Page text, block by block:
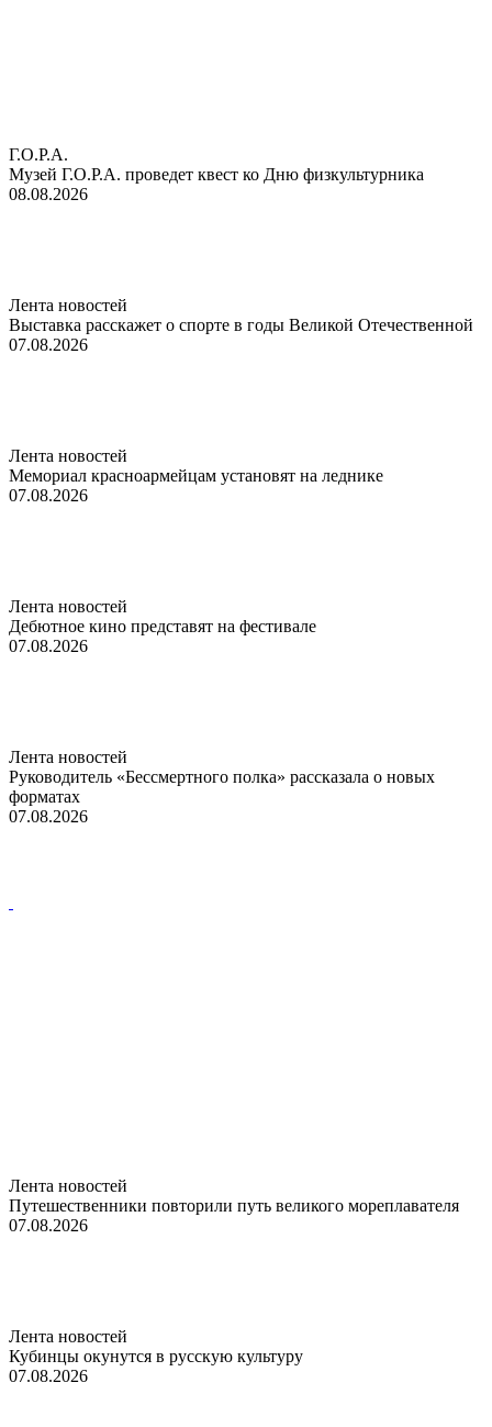
Г.О.Р.А.
Музей Г.О.Р.А. проведет квест ко Дню физкультурника
08.08.2026
Лента новостей
Выставка расскажет о спорте в годы Великой Отечественной
07.08.2026
Лента новостей
Мемориал красноармейцам установят на леднике
07.08.2026
Лента новостей
Дебютное кино представят на фестивале
07.08.2026
Лента новостей
Руководитель «Бессмертного полка» рассказала о новых
форматах
07.08.2026
Лента новостей
Путешественники повторили путь великого мореплавателя
07.08.2026
Лента новостей
Кубинцы окунутся в русскую культуру
07.08.2026